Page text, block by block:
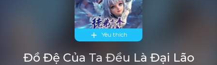
Yêu thích
Đồ Đệ Của Ta Đều Là Đại Lão